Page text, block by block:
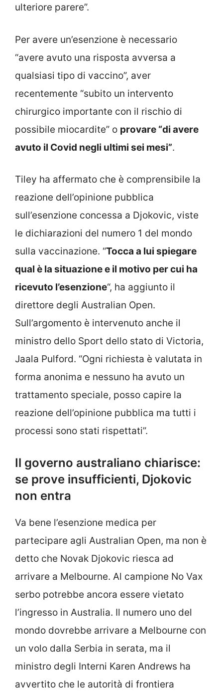
ulteriore parere”.
Per avere un’esenzione è necessario
“avere avuto una risposta avversa a
qualsiasi tipo di vaccino”, aver
recentemente “subito un intervento
chirurgico importante con il rischio di
possibile miocardite” o provare “di avere
avuto il Covid negli ultimi sei mesi”.
Tiley ha affermato che è comprensibile la
reazione dell’opinione pubblica
sull’esenzione concessa a Djokovic, viste
le dichiarazioni del numero 1 del mondo
sulla vaccinazione. “Tocca a lui spiegare
qual è la situazione e il motivo per cui ha
ricevuto l’esenzione“, ha aggiunto il
direttore degli Australian Open.
Sull’argomento è intervenuto anche il
ministro dello Sport dello stato di Victoria,
Jaala Pulford. “Ogni richiesta è valutata in
forma anonima e nessuno ha avuto un
trattamento speciale, posso capire la
reazione dell’opinione pubblica ma tutti i
processi sono stati rispettati”.
Il governo australiano chiarisce:
se prove insufficienti, Djokovic
non entra
Va bene l’esenzione medica per
partecipare agli Australian Open, ma non è
detto che Novak Djokovic riesca ad
arrivare a Melbourne. Al campione No Vax
serbo potrebbe ancora essere vietato
l’ingresso in Australia. Il numero uno del
mondo dovrebbe arrivare a Melbourne con
un volo dalla Serbia in serata, ma il
ministro degli Interni Karen Andrews ha
avvertito che le autorità di frontiera